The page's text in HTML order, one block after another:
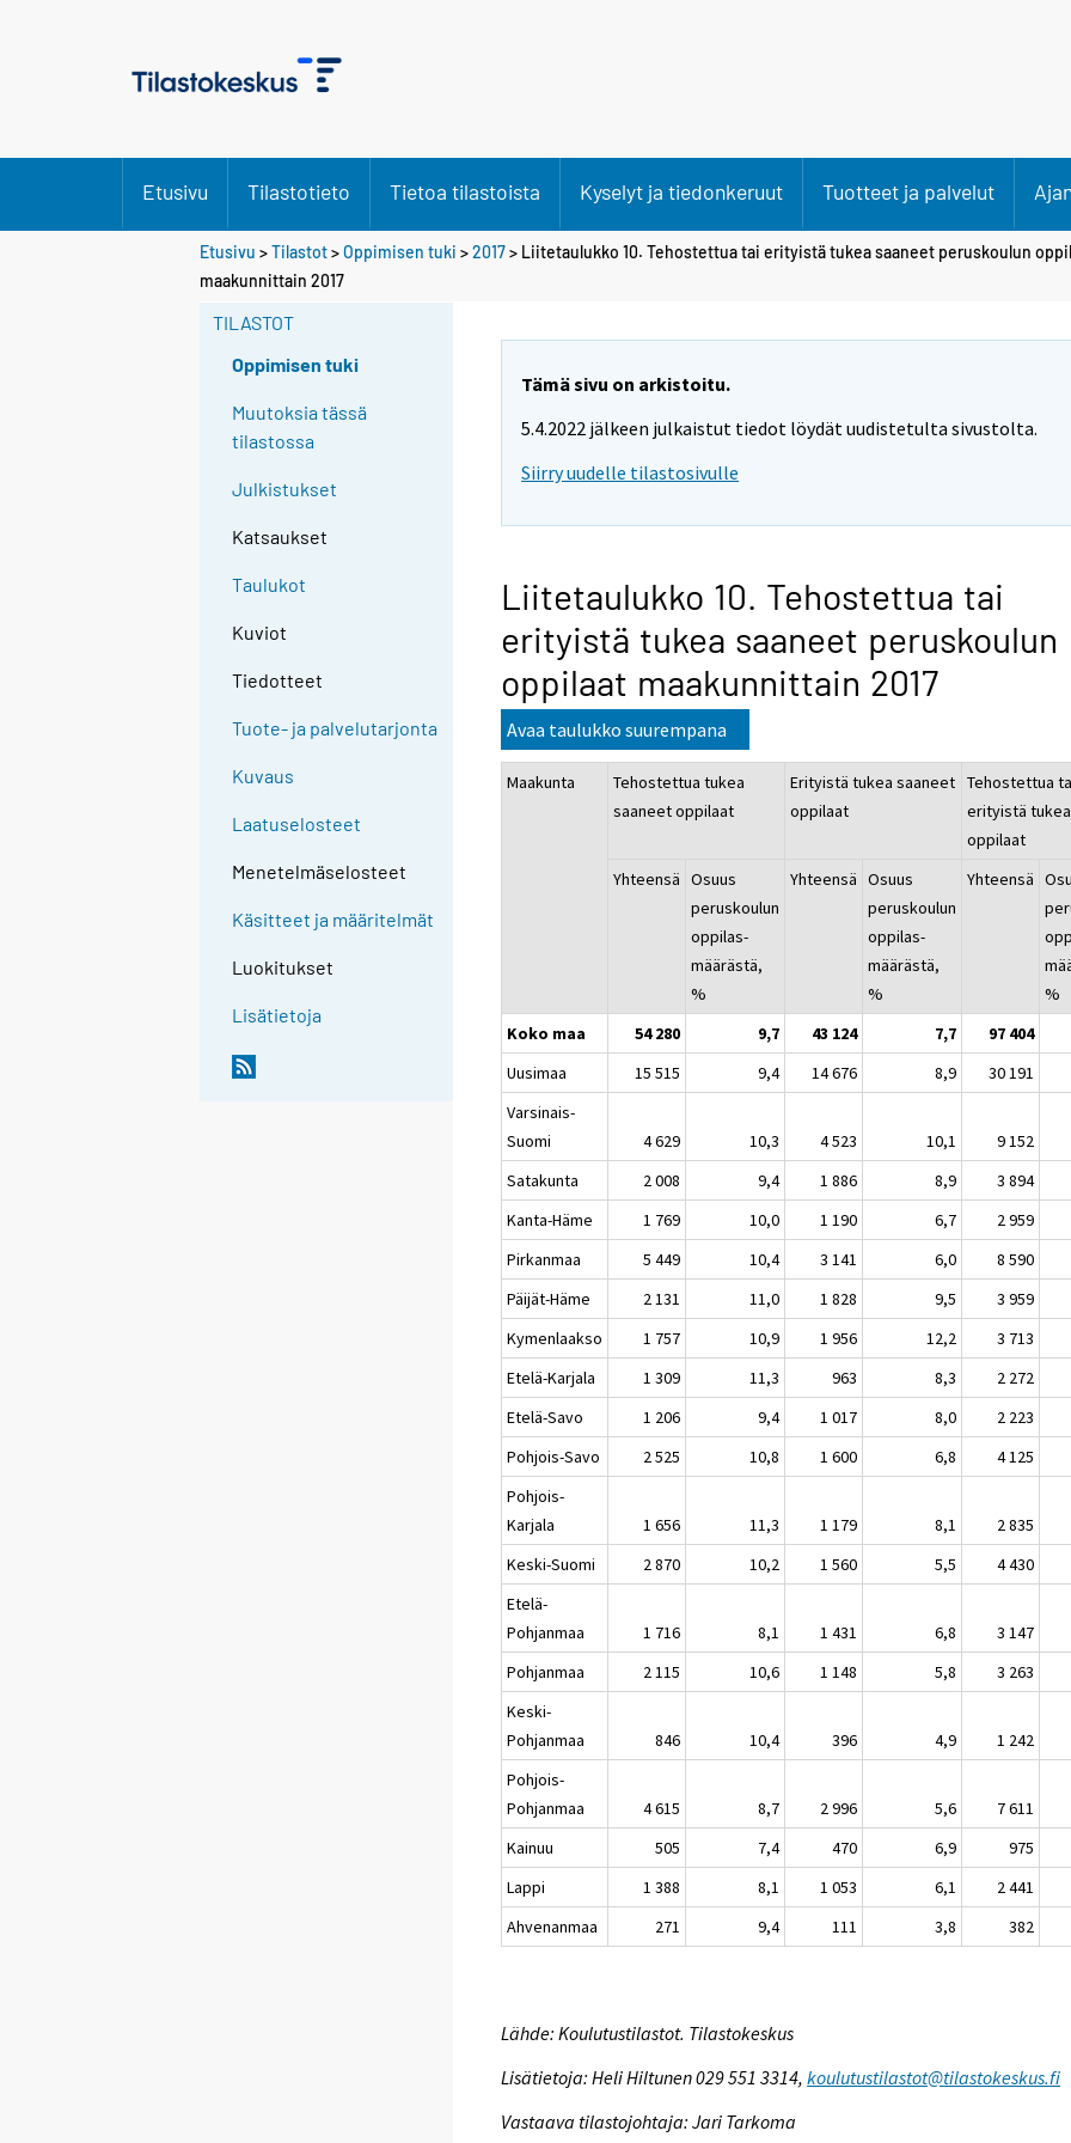
Etusivu Tilastotieto Tietoa tilastoista Kyselyt ja tiedonkeruut Tuotteet ja palvelut
Etusivu >Tilastot>Oppimisen tuki >2017> Liitetaulukko 10. Tehostettua tai erityistä tukea saaneet peruskoulun
maakunnittain 2017
TILASTOT
Oppimisen tuki
Muutoksia tässä
tilastossa
Julkistukset
Katsaukset
Taulukot
Kuviot
Tiedotteet
Tuote- ja palvelutarjonta
Kuvaus
Laatuselosteet
Menetelmäselosteet
Käsitteet ja määritelmät
Luokitukset
Lisätietoja
Tämä sivu on arkistoitu.
5.4.2022 jälkeen julkaistut tiedot löydät uudistetulta sivustolta.
Siirry uudelle tilastosivulle
Liitetaulukko 10. Tehostettua tai
erityistä tukea saaneet peruskoulun
oppilaat maakunnittain 2017
Avaa taulukko suurempana
Maakunta
Tehostettua tukea
saaneet oppilaat
Erityistä tukea saaneet
oppilaat
Tehostettua
erityistä
oppilaat
Yhteensä Osuus
peruskoulun
oppilas-
määrästä,
%
Yhteensä Osuus
peruskoulun
oppilas-
määrästä,
%
Yhteensä
%
Koko maa
54 280 9,7 43 124 7,7
97 404
Uusimaa
15 515 9,4 14 676 8,9
30 191
Varsinais-
Suomi
4 629 10,3 4 523 10,1
9 152
Satakunta
2 008 9,4 1 886 8,9
3 894
Kanta-Häme
1 769 10,0 1 190 6,7
2 959
Pirkanmaa
5 449 10,4 3 141 6,0
8 590
Päijät-Häme
2 131 11,0 1 828 9,5
3 959
Kymenlaakso
1 757 10,9 1 956 12,2
3 713
Etelä-Karjala
1 309 11,3 963 8,3
2 272
Etelä-Savo
1 206 9,4 1 017 8,0
2 223
Pohjois-Savo
2 525 10,8 1 600 6,8
4 125
Pohjois-
Karjala
1 656 11,3 1 179 8,1
2 835
Keski-Suomi
2 870 10,2 1 560 5,5
4 430
Etelä-
Pohjanmaa
1 716 8,1 1 431 6,8
3 147
Pohjanmaa
2 115 10,6 1 148 5,8
3 263
Keski-
Pohjanmaa
846 10,4 396 4,9
1 242
Pohjois-
Pohjanmaa
4 615 8,7 2 996 5,6
7 611
Kainuu
505 7,4 470 6,9
975
Lappi
1 388 8,1 1 053 6,1
2 441
Ahvenanmaa
271 9,4 111 3,8 382
Lähde: Koulutustilastot. Tilastokeskus
Lisätietoja: Heli Hiltunen 029 551 3314,koulutustilastot@tilastokeskus.fi
Vastaava tilastojohtaja: Jari Tarkoma